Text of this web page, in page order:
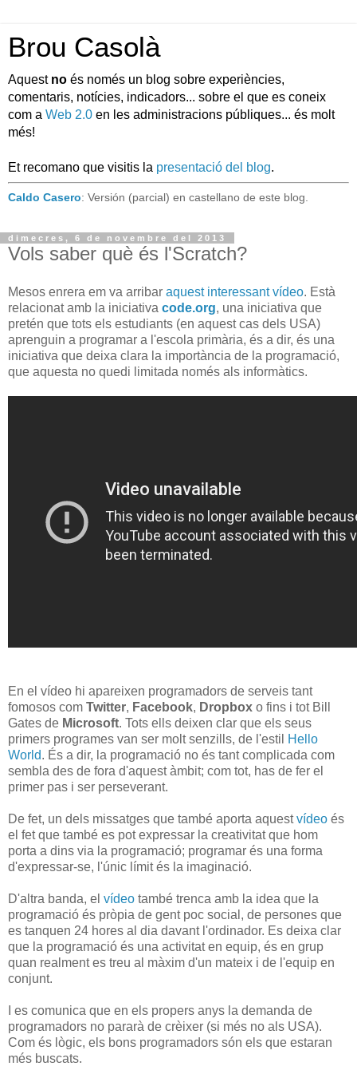
Brou Casolà
Aquest no és només un blog sobre experiències,
comentaris, notícies, indicadors... sobre el que es coneix
com a Web 2.0 en les administracions públiques... és molt
més!
Et recomano que visitis la presentació del blog.
Caldo Casero: Versión (parcial) en castellano de este blog.
dimecres, 6 de novembre del 2013
Vols saber què és l'Scratch?
Mesos enrera em va arribar aquest interessant vídeo. Està
relacionat amb la iniciativa code.org, una iniciativa que
pretén que tots els estudiants (en aquest cas dels USA)
aprenguin a programar a l'escola primària, és a dir, és una
iniciativa que deixa clara la importància de la programació,
que aquesta no quedi limitada només als informàtics.
En el vídeo hi apareixen programadors de serveis tant
fomosos com Twitter, Facebook, Dropbox o fins i tot Bill
Gates de Microsoft. Tots ells deixen clar que els seus
primers programes van ser molt senzills, de l'estil
Hello
World. És a dir, la programació no és tant complicada com
sembla des de fora d'aquest àmbit; com tot, has de fer el
primer pas i ser perseverant.
De fet, un dels missatges que també aporta aquestvídeo és
el fet que també es pot expressar la creativitat que hom
porta a dins via la programació; programar és una forma
d'expressar-se, l'únic límit és la imaginació.
D'altra banda, el vídeo també trenca amb la idea que la
programació és pròpia de gent poc social, de persones que
es tanquen 24 hores al dia davant l'ordinador. Es deixa clar
que la programació és una activitat en equip, és en grup
quan realment es treu al màxim d'un mateix i de l'equip en
conjunt.
I es comunica que en els propers anys la demanda de
programadors no pararà de crèixer (si més no als USA).
Com és lògic, els bons programadors són els que estaran
més buscats.